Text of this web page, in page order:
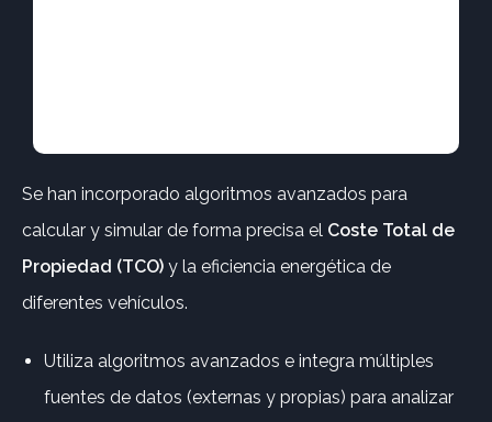
Se han incorporado algoritmos avanzados para
calcular y simular de forma precisa el Coste Total de
Propiedad (TCO) y la eficiencia energética de
diferentes vehículos.
Utiliza algoritmos avanzados e integra múltiples
fuentes de datos (externas y propias) para analizar